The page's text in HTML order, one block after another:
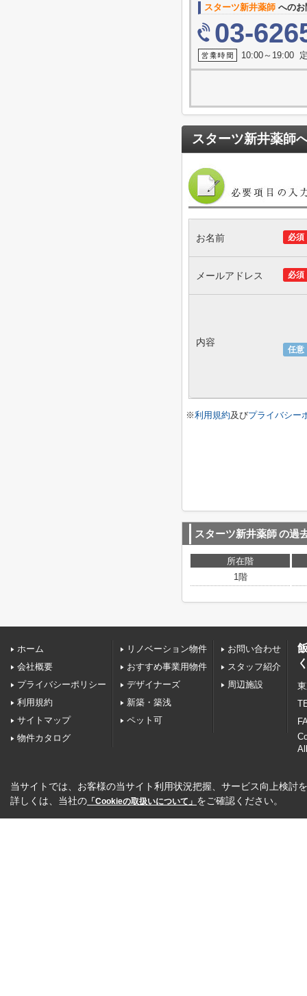
スターツ新井薬師 への
03-
10:00～19:00
スターツ新井薬師
必須
お名前
必須
メールアドレス
任意
内容
※利用規約及びプライバシー
スターツ新井薬師の過
所在階
1階
ホーム
会社概要
プライバシーポリシー
利用規約
サイトマップ
物件カタログ
リノベーション物件
おすすめ事業用物件
デザイナーズ
新築・築浅
ペット可
お問い合わせ
スタッフ紹介
周辺施設
当サイトでは、お客様の当サイト利用状況把握、サービス向上検討
詳しくは、当社の 「Cookieの取扱いについて」 をご確認ください。